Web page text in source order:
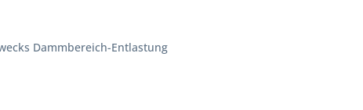
Dammbereich-Entlastung